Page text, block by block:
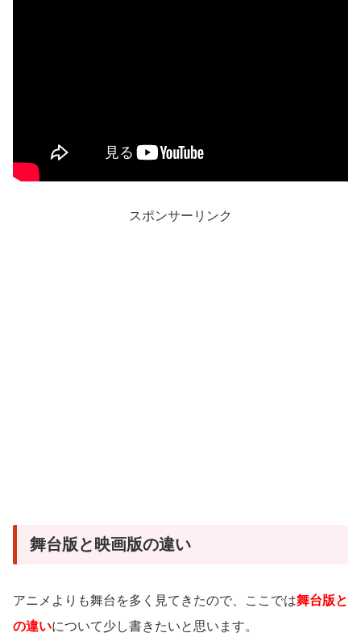
スポンサーリンク
舞台版と映画版の違い
アニメよりも舞台を多く見てきたので、ここでは舞台版と
の違いについて少し書きたいと思います。